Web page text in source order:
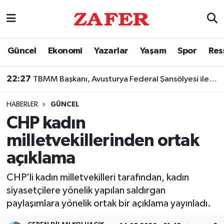
Güncel Ekonomi Yazarlar Yaşam Spor
22:27 TBMM Başkanı, Avusturya Federal Şansölyesi ile görüştü
HABERLER GÜNCEL
CHP kadın
milletvekillerinden ortak
açıklama
CHP'li kadın milletvekilleri tarafından, kadın
siyasetçilere yönelik yapılan saldırgan
paylaşımlara yönelik ortak bir açıklama yayınladı.
Nöbetçi Eczaneler
Trafik Durumu
Süper Lig Puan Durumu ve Fikstür
Tüm Manşetler
Son Dakika Haberleri